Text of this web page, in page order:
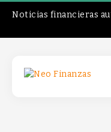
Noticias financieras